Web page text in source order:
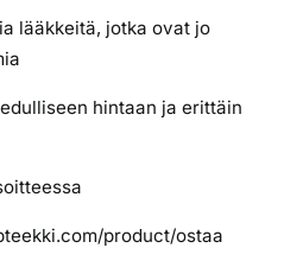
t
r
lääkkeitä, jotka ovat jo
hintaan ja erittäin
product/ostaa